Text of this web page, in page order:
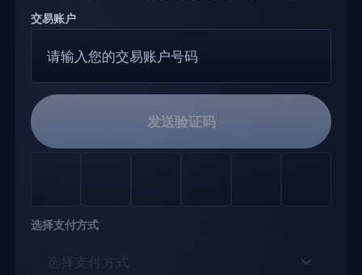
交易账户
发送验证码
选择支付方式
选择支付方式